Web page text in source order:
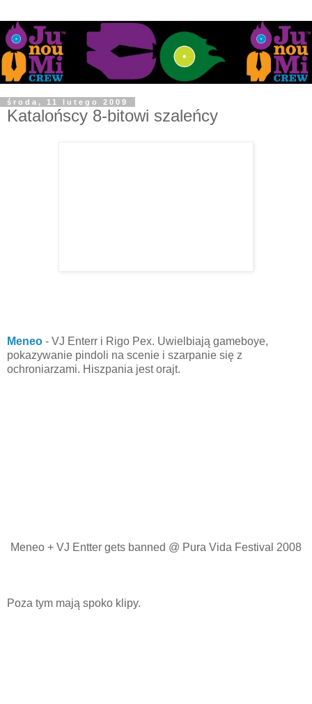
środa, 11 lutego 2009
Katalońscy 8-bitowi szaleńcy
Meneo - VJ Enterr i Rigo Pex. Uwielbiają gameboye,
pokazywanie pindoli na scenie i szarpanie się z
ochroniarzami. Hiszpania jest orajt.
Meneo + VJ Entter gets banned @ Pura Vida Festival 2008
Poza tym mają spoko klipy.